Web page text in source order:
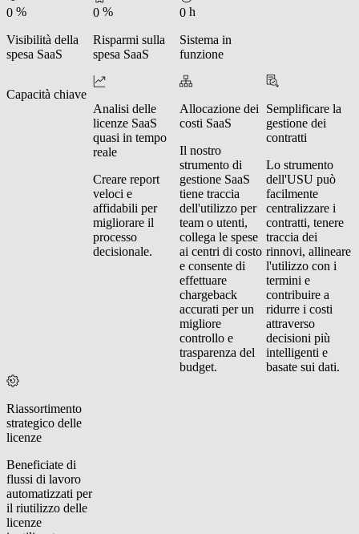
0 %
Visibilità della
spesa SaaS
0 %
Risparmi sulla
spesa SaaS
0 h
Sistema in
funzione
Capacità chiave
Analisi delle
licenze SaaS
quasi in tempo
reale
Creare report
veloci e
affidabili per
migliorare il
processo
decisionale.
Allocazione dei
costi SaaS
Il nostro
strumento di
gestione SaaS
tiene traccia
dell'utilizzo per
team o utenti,
collega le spese
ai centri di costo
e consente di
effettuare
chargeback
accurati per un
migliore
controllo e
trasparenza del
budget.
Semplificare la
gestione dei
contratti
Lo strumento
dell'USU può
facilmente
centralizzare i
contratti, tenere
traccia dei
rinnovi, allineare
l'utilizzo con i
termini e
contribuire a
ridurre i costi
attraverso
decisioni più
intelligenti e
basate sui dati.
Riassortimento
strategico delle
licenze
Beneficiate di
flussi di lavoro
automatizzati per
il riutilizzo delle
licenze